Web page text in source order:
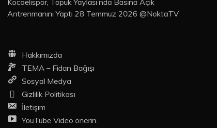
Kocaelispor, Topuk Yaylası’nda Basına Açık
Antrenmanını Yaptı 28 Temmuz 2026 @NoktaTV
Hakkımızda
TEMA – Fidan Bağışı
Sosyal Medya
Gizlilik Politikası
İletişim
YouTube Video önerin.